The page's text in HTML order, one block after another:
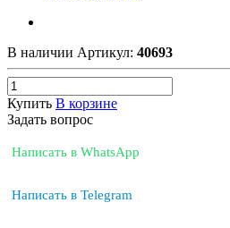
В наличии Артикул: 40693
Купить В корзине
Задать вопрос
Написать в WhatsApp
Написать в Telegram